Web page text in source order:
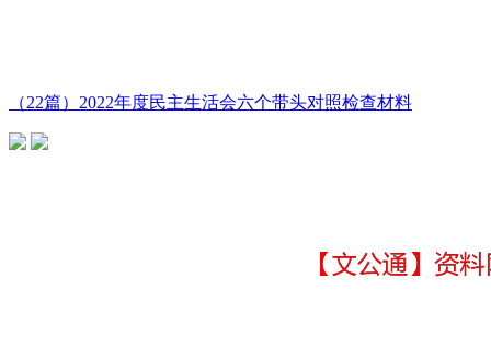
（22篇）2022年度民主生活会六个带头对照检查材料